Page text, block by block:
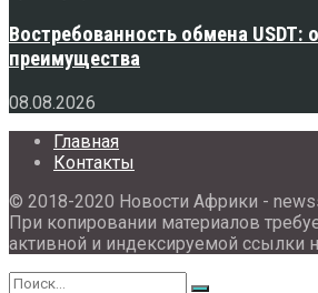
Востребованность обмена USDT:
преимущества
08.08.2026
Главная
Контакты
© 2018-2020 Новости Африки -
При копировании материалов
активной и индексируемой ссылки